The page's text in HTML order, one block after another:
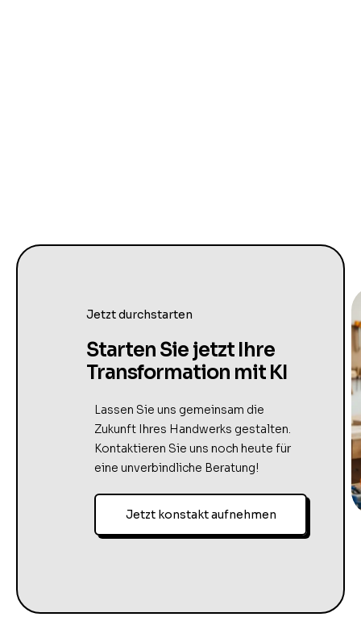
Jetzt durchstarten
Starten Sie jetzt Ihre
Transformation mit KI
Lassen Sie uns gemeinsam die
Zukunft Ihres Handwerks gestalten.
Kontaktieren Sie uns noch heute für
eine unverbindliche Beratung!
Jetzt konstakt aufnehmen